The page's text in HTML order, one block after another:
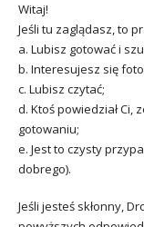
Witaj!
Jeśli tu zaglądasz, to
a. Lubisz gotować i
b. Interesujesz się
c. Lubisz czytać;
d. Ktoś powiedział Ci,
gotowaniu;
e. Jest to czysty
dobrego).
Jeśli jesteś skłonny,